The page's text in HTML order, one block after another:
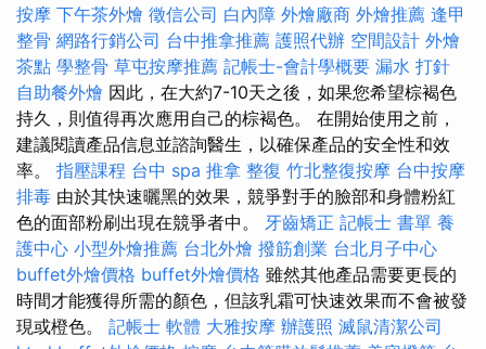
按摩 下午茶外燴 徵信公司 白內障 外燴廠商 外燴推薦 逢甲
整骨 網路行銷公司 台中推拿推薦 護照代辦 空間設計 外燴
茶點 學整骨 草屯按摩推薦 記帳士-會計學概要 漏水 打針
自助餐外燴 因此，在大約7-10天之後，如果您希望棕褐色
持久，則值得再次應用自己的棕褐色。 在開始使用之前，
建議閱讀產品信息並諮詢醫生，以確保產品的安全性和效
率。 指壓課程 台中 spa 推拿 整復 竹北整復按摩 台中按摩
排毒 由於其快速曬黑的效果，競爭對手的臉部和身體粉紅
色的面部粉刷出現在競爭者中。 牙齒矯正 記帳士 書單 養
護中心 小型外燴推薦 台北外燴 撥筋創業 台北月子中心
buffet外燴價格 buffet外燴價格 雖然其他產品需要更長的
時間才能獲得所需的顏色，但該乳霜可快速效果而不會被發
現或橙色。 記帳士 軟體 大雅按摩 辦護照 滅鼠清潔公司